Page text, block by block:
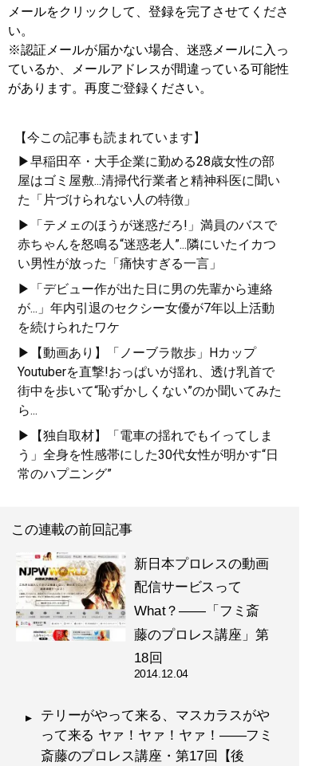
メールをクリックして、登録を完了させてくださ
い。
※認証メールが届かない場合、迷惑メールに入っ
ているか、メールアドレスが間違っている可能性
があります。再度ご登録ください。
【今この記事も読まれています】
▶早稲田卒・大手企業に勤める28歳女性の部
屋はゴミ屋敷...清掃代行業者と精神科医に聞い
た「片づけられない人の特徴」
▶「テメェのほうが迷惑だろ!」満員のバスで
赤ちゃんを怒鳴る“迷惑老人”...隣にいたイカつ
い男性が放った「痛快すぎる一言」
▶「デビュー作が出た日に男の先輩から連絡
が...」年内引退のセクシー女優が7年以上活動
を続けられたワケ
▶【動画あり】「ノーブラ散歩」Hカップ
Youtuberを直撃!おっぱいが揺れ、透け乳首で
街中を歩いて“恥ずかしくない”のか聞いてみた
ら...
▶【独自取材】「電車の揺れでもイってしま
う」全身を性感帯にした30代女性が明かす“日
常のハプニング”
この連載の前回記事
新日本プロレスの動画
配信サービスって
What？――「フミ斎
藤のプロレス講座」第
18回
2014.12.04
テリーがやって来る、マスカラスがや
って来る ヤァ！ヤァ！ヤァ！――フミ
斎藤のプロレス講座・第17回【後